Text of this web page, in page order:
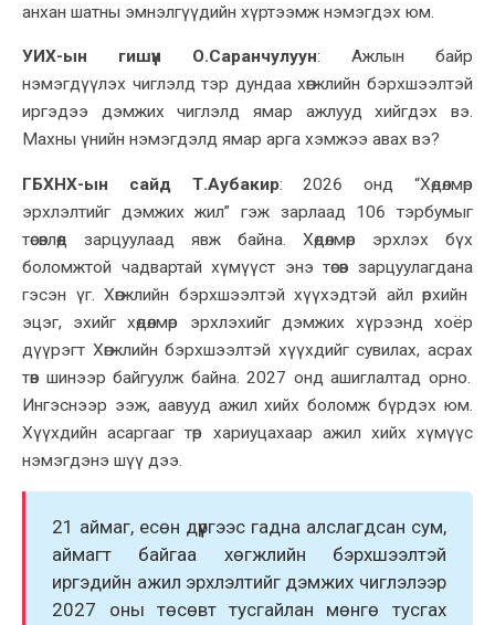
анхан шатны эмнэлгүүдийн хүртээмж нэмэгдэх юм.
УИХ-ын гишүүн О.Саранчулуун:
Ажлын байр
нэмэгдүүлэх чиглэлд тэр дундаа хөгжлийн бэрхшээлтэй
иргэдээ дэмжих чиглэлд ямар ажлууд хийгдэх вэ.
Махны үнийн нэмэгдэлд ямар арга хэмжээ авах вэ?
ГБХНХ-ын сайд Т.Аубакир: 2026 онд “Хөдөлмөр
эрхлэлтийг дэмжих жил” гэж зарлаад 106 тэрбумыг
төсөвлөөд зарцуулаад явж байна. Хөдөлмөр эрхлэх бүх
боломжтой чадвартай хүмүүст энэ төсөв зарцуулагдана
гэсэн үг. Хөгжлийн бэрхшээлтэй хүүхэдтэй айл өрхийн
эцэг, эхийг хөдөлмөр эрхлэхийг дэмжих хүрээнд хоёр
дүүрэгт Хөгжлийн бэрхшээлтэй хүүхдийг сувилах, асрах
төв шинээр байгуулж байна. 2027 онд ашиглалтад орно.
Ингэснээр ээж, аавууд ажил хийх боломж бүрдэх юм.
Хүүхдийн асаргааг төр хариуцахаар ажил хийх хүмүүс
нэмэгдэнэ шүү дээ.
21 аймаг, есөн дүүргээс гадна алслагдсан сум,
аймагт байгаа хөгжлийн бэрхшээлтэй
иргэдийн ажил эрхлэлтийг дэмжих чиглэлээр
2027 оны төсөвттусгайлан мөнгө тусгах